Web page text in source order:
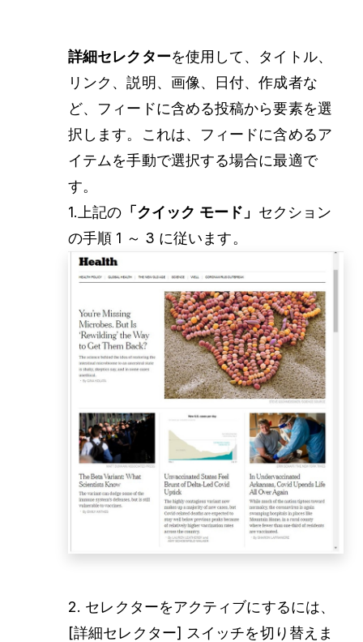
詳細セレクターを使用して、タイトル、
リンク、説明、画像、日付、作成者な
ど、フィードに含める投稿から要素を選
択します。これは、フィードに含めるア
イテムを手動で選択する場合に最適で
す。
1.上記の 「クイック モード」 セクション
の手順 1 ～ 3 に従います。
2. セレクターをアクティブにするには、
[詳細セレクター] スイッチを切り替えま